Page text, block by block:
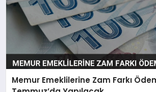
Memur Emeklilerine Zam Farkı